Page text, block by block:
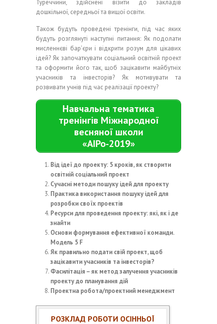
Туреччини, здійснені візити до закладів
дошкільної, середньої та вищої освіти.
Також будуть проведені тренінги, під час яких
будуть розглянуті наступні питання: Як подолати
мисленнєві бар’єри і відкрити розум для цікавих
ідей? Як започаткувати соціальний освітній проект
та оформити його так, щоб зацікавити майбутніх
учасників та інвесторів? Як мотивувати та
розвивати учнів під час реалізації проекту?
Навчальна тематика
тренінгів Міжнародної
весняної школи
«АІРо-2019»
Від ідеї до проекту: 5 кроків, як створити
освітній соціальний проект
Сучасні методи пошуку ідей для проекту
Практика використання пошуку ідей для
розробки своїх проектів
Ресурси для проведення проекту: які, як і де
знайти
Основи формування ефективної команди.
Модель 5 F
Як правильно подати свій проект, щоб
зацікавити учасників та інвесторів?
Фасилітація – як метод залучення учасників
проекту до планування дій
Проектна робота/проектний менеджмент
РОЗКЛАД РОБОТИ ОСІННЬОЇ